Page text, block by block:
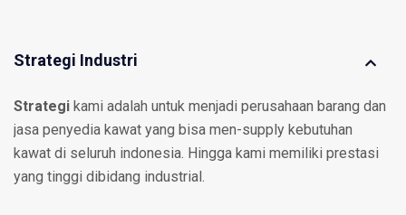
Strategi Industri
Strategi kami adalah untuk menjadi perusahaan barang dan
jasa penyedia kawat yang bisa men-supply kebutuhan
kawat di seluruh indonesia. Hingga kami memiliki prestasi
yang tinggi dibidang industrial.